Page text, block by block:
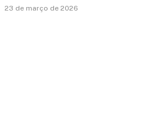
23 de março de 2026